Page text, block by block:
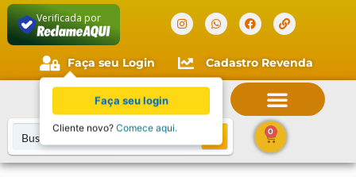
Verificada por
Faça seu Login Cadastro Revenda
0